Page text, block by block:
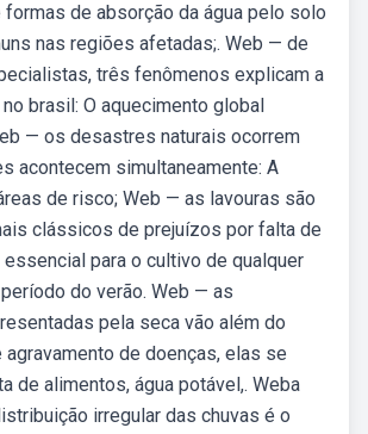
formas de absorção da água pelo solo
nas regiões afetadas;. Web — de
três fenômenos explicam a
brasil: O aquecimento global
— os desastres naturais ocorrem
acontecem simultaneamente: A
de risco; Web — as lavouras são
clássicos de prejuízos por falta de
essencial para o cultivo de qualquer
do verão. Web — as
pela seca vão além do
de doenças, elas se
de alimentos, água potável,. Weba
irregular das chuvas é o